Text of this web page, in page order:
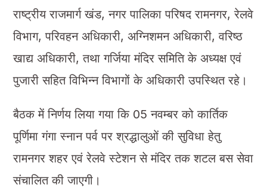
राष्ट्रीय राजमार्ग खंड, नगर पालिका परिषद रामनगर, रेलवे
विभाग, परिवहन अधिकारी, अग्निशमन अधिकारी, वरिष्ठ
खाद्य अधिकारी, तथा गर्जिया मंदिर समिति के अध्यक्ष एवं
पुजारी सहित विभिन्न विभागों के अधिकारी उपस्थित रहे।
बैठक में निर्णय लिया गया कि 05 नवम्बर को कार्तिक
पूर्णिमा गंगा स्नान पर्व पर श्रद्धालुओं की सुविधा हेतु
रामनगर शहर एवं रेलवे स्टेशन से मंदिर तक शटल बस सेवा
संचालित की जाएगी।